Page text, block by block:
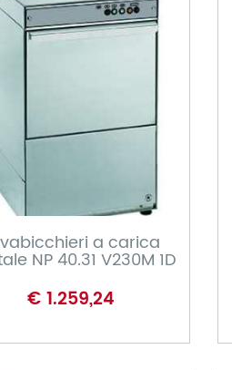
a carica
NP 40.31 V230M 1D
€ 1.259,24